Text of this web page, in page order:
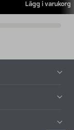
Lägg i varukorg